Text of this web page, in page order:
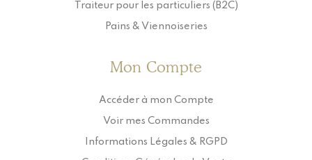
Traiteur pour les particuliers (B2C)
Pains & Viennoiseries
Mon Compte
Accéder à mon Compte
Voir mes Commandes
Informations Légales & RGPD